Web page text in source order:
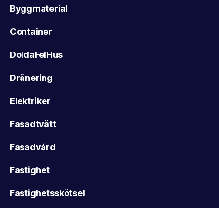
Byggmaterial
Container
DoldaFelHus
Dränering
Elektriker
Fasadtvätt
Fasadvård
Fastighet
Fastighetsskötsel